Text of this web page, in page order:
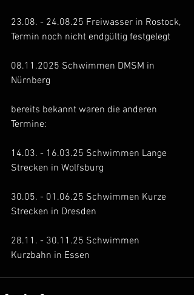
23.08. - 24.08.25 Freiwasser in Rostock,
Termin noch nicht endgültig festgelegt
08.11.2025 Schwimmen DMSM in
Nürnberg
bereits bekannt waren die anderen
Termine:
14.03. - 16.03.25 Schwimmen Lange
Strecken in Wolfsburg
30.05. - 01.06.25 Schwimmen Kurze
Strecken in Dresden
28.11. - 30.11.25 Schwimmen
Kurzbahn in Essen